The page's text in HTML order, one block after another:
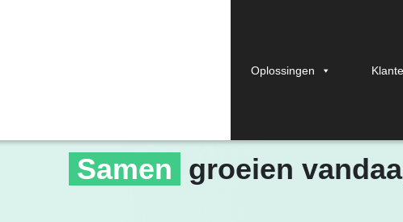
Oplossingen
Samen groeien